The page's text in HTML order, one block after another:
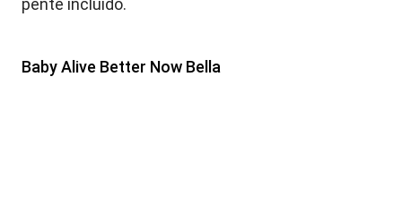
pente incluído.
Baby Alive Better Now Bella